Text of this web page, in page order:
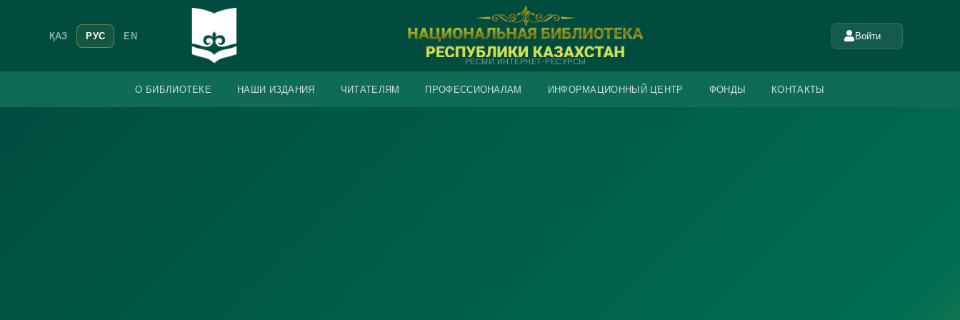
ҚАЗ РУС EN
РЕСМИ ИНТЕРНЕТ-РЕСУРСЫ
Войти
О БИБЛИОТЕКЕ НАШИ ИЗДАНИЯ ЧИТАТЕЛЯМ ПРОФЕССИОНАЛАМ ИНФОРМАЦИОННЫЙ ЦЕНТР ФОНДЫ КОНТАКТЫ